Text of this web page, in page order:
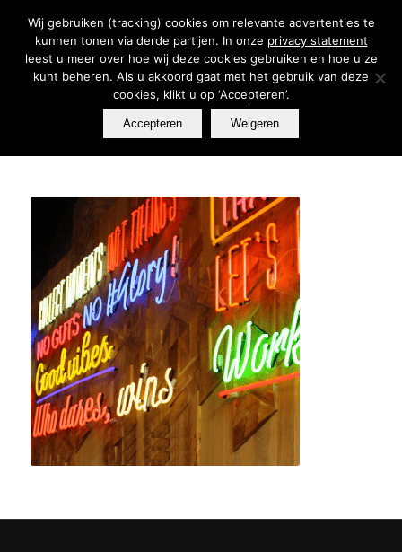
U bevindt zich hier: Home / Portfolio portfolio
’t Taphuys Arnhem
Wij gebruiken (tracking) cookies om relevante advertenties te
kunnen tonen via derde partijen. In onze privacy statement
leest u meer over hoe wij deze cookies gebruiken en hoe u ze
kunt beheren. Als u akkoord gaat met het gebruik van deze
cookies, klikt u op ‘Accepteren’.
Accepteren Weigeren